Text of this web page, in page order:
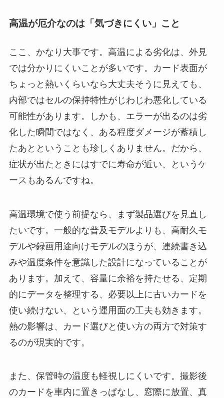
高温が厄介なのは「気づきにくい」こと
ここ、かなり大事です。高温による劣化は、外見
では分かりにくいことが多いです。カード表面が
ちょっと熱いくらいなら大丈夫そうに見えても、
内部ではセルの保持特性がじわじわ悪化している
可能性があります。しかも、エラーが出るのは劣
化した瞬間ではなく、ある程度ダメージが蓄積し
たあとということも珍しくありません。だから、
症状が出たときにはすでに寿命が近い、というケ
ースもあるんですね。
高温環境で使う前提なら、まず製品選びを見直し
たいです。一般的な普及モデルよりも、高耐久モ
デルや録画用途向けモデルのほうが、連続書き込
みや温度条件を意識した設計になっていることが
あります。加えて、容量に余裕を持たせる、定期
的にデータを整理する、必要以上に古いカードを
使い続けない、という運用面の工夫も効きます。
熱の影響は、カード選びと使い方の両方で対策す
るのが現実的です。
また、保管時の温度も軽視しにくいです。撮影後
のカードを車内に置きっぱなし、窓際に放置、真